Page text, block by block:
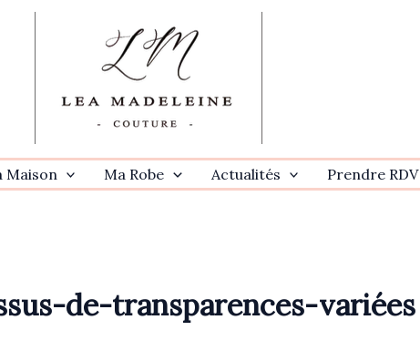
Maison Ma Robe Actualités Prendre RDV
de-transparences-variées